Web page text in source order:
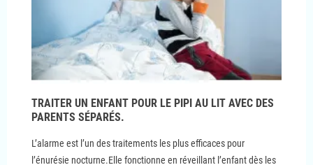
TRAITER UN ENFANT POUR LE PIPI AU LIT AVEC DES
PARENTS SÉPARÉS.
L’alarme est l’un des traitements les plus efficaces pour
l’énurésie nocturne.Elle fonctionne en réveillant l’enfant dès les